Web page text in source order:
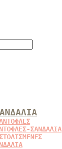
ΣΑΝΔΑΛΙΑ